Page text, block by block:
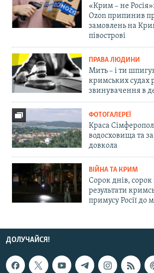
«Крим – не
Ozon припинив
замовлень на
півострові
ПРАВА ЛЮДИНИ
Мить – і ти
кримських судах
звинувачення в
ФОТОГАЛЕРЕЇ
Краса
водосховища та
довкола
ВІЙНА ТА КРИМ
Сорок днів,
результати
примусу Росії до
ДОЛУЧАЙСЯ!